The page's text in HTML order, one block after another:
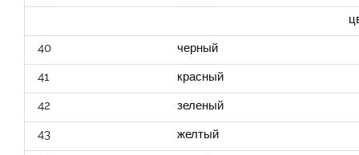
40
черный
41
красный
42
зеленый
43
желтый